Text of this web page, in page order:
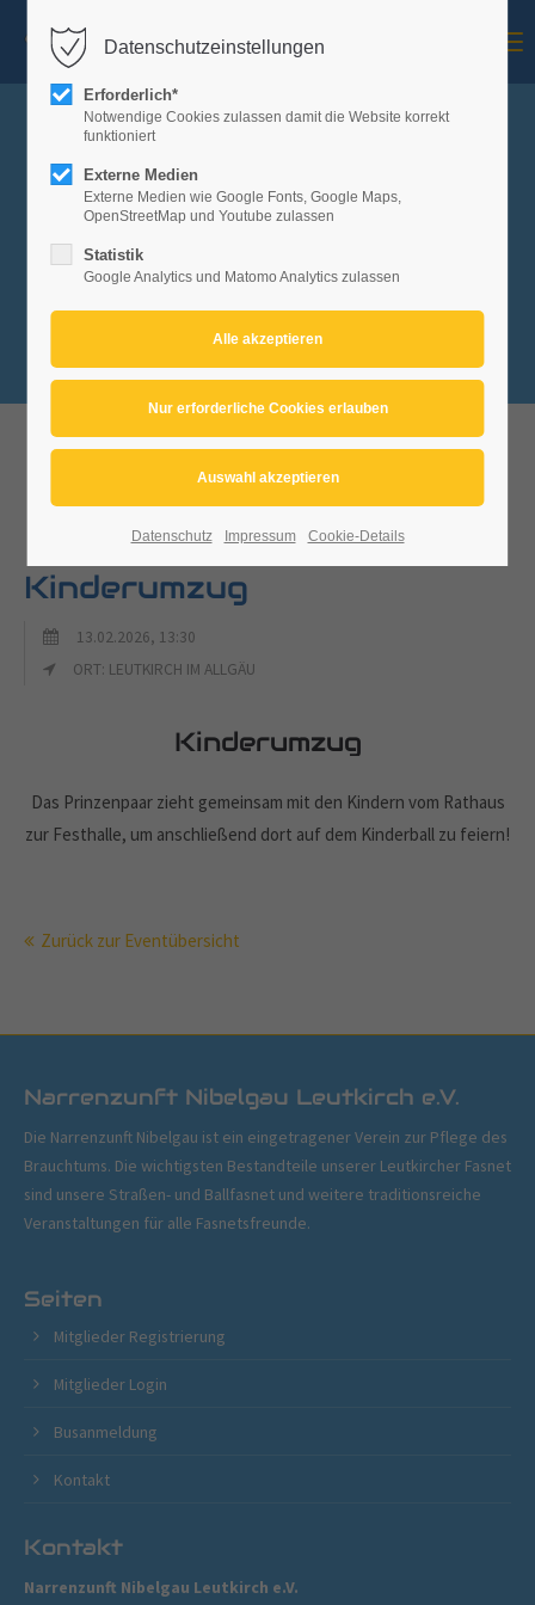
Mitglieder-Login
Benutzername
Passwort
Kartenvorverkauf ab dem
01.02.2026 online unter
Veranstaltungen
Fasnet 2026
Kinderumzug
13.02.2026, 13:30
ORT: LEUTKIRCH IM ALLGÄU
Kinderumzug
Das Prinzenpaar zieht gemeinsam mit den Kindern vom Rathaus
zur Festhalle, um anschließend dort auf dem Kinderball zu feiern!
Zurück zur Eventübersicht
Narrenzunft Nibelgau Leutkirch e.V.
Die Narrenzunft Nibelgau ist ein eingetragener Verein zur Pflege des
Brauchtums. Die wichtigsten Bestandteile unserer Leutkircher Fasnet
sind unsere Straßen- und Ballfasnet und weitere traditionsreiche
Veranstaltungen für alle Fasnetsfreunde.
Seiten
Mitglieder Registrierung
Mitglieder Login
Busanmeldung
Kontakt
Kontakt
Narrenzunft Nibelgau Leutkirch e.V.
Datenschutzeinstellungen
Erforderlich*
Notwendige Cookies zulassen damit die Website korrekt
funktioniert
Externe Medien
Externe Medien wie Google Fonts, Google Maps,
OpenStreetMap und Youtube zulassen
Statistik
Google Analytics und Matomo Analytics zulassen
Datenschutz Impressum Cookie-Details